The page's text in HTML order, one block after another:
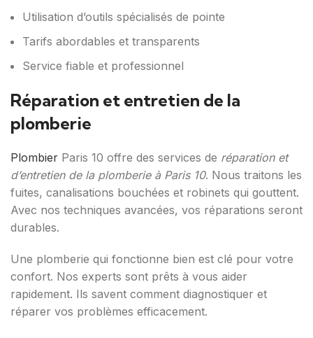
Utilisation d’outils spécialisés de pointe
Tarifs abordables et transparents
Service fiable et professionnel
Réparation et entretien de la
plomberie
Plombier Paris 10 offre des services de réparation et
d’entretien de la plomberie à Paris 10. Nous traitons les
fuites, canalisations bouchées et robinets qui gouttent.
Avec nos techniques avancées, vos réparations seront
durables.
Une plomberie qui fonctionne bien est clé pour votre
confort. Nos experts sont prêts à vous aider
rapidement. Ils savent comment diagnostiquer et
réparer vos problèmes efficacement.